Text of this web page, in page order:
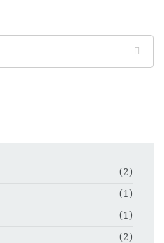
(2)
(1)
(1)
(2)